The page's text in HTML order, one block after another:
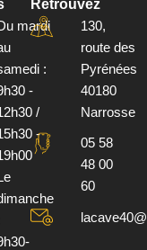
mardi
:
-
/
-
Le
Retrouvez
130,
route des
Pyrénées
40180
Narrosse
05 58
48 00
60